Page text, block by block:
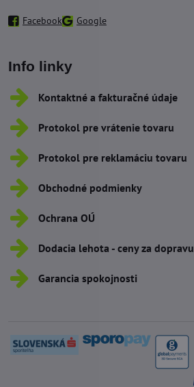
Facebook Google
Info linky
Kontaktné a fakturačné údaje
Protokol pre vrátenie tovaru
Protokol pre reklamáciu tovaru
Obchodné podmienky
Ochrana OÚ
Dodacia lehota - ceny za dopravu
Garancia spokojnosti